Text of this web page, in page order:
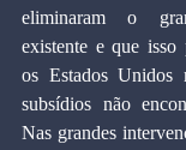
eliminaram o
existente e que isso
os Estados Unidos
subsídios não
Nas grandes